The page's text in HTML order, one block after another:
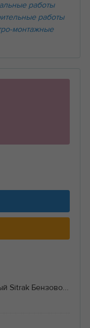
работы
работы
монтажные
Sitrak Бензово...